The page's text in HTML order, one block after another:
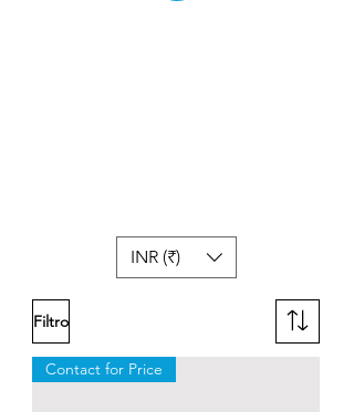
INR (₹)
Filtro
Contact for Price